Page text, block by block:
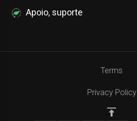
Apoio, suporte
Terms
Privacy Policy